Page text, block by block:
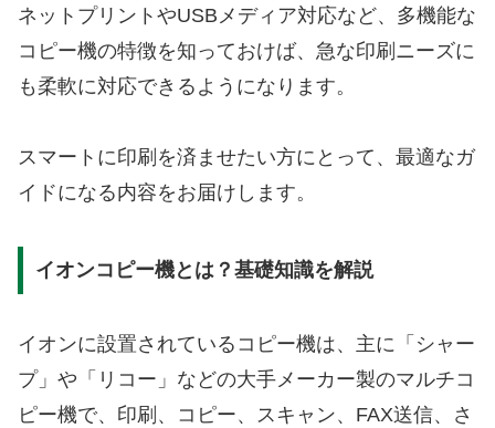
ネットプリントやUSBメディア対応など、多機能な
コピー機の特徴を知っておけば、急な印刷ニーズに
も柔軟に対応できるようになります。
スマートに印刷を済ませたい方にとって、最適なガ
イドになる内容をお届けします。
イオンコピー機とは？基礎知識を解説
イオンに設置されているコピー機は、主に「シャー
プ」や「リコー」などの大手メーカー製のマルチコ
ピー機で、印刷、コピー、スキャン、FAX送信、さ